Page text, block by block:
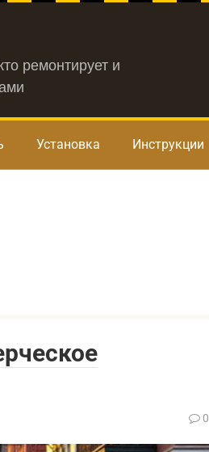
ремонтирует и
Установка Инструкции
0